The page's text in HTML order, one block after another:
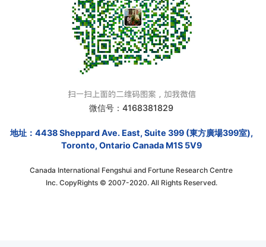
微信号：4168381829
地址：4438 Sheppard Ave. East, Suite 399 (東方廣場399室),
Toronto, Ontario Canada M1S 5V9
Canada International Fengshui and Fortune Research Centre
Inc. CopyRights © 2007-2020. All Rights Reserved.